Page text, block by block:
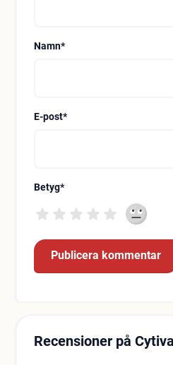
Namn*
E-post*
Betyg*
Recensioner på Cytiva